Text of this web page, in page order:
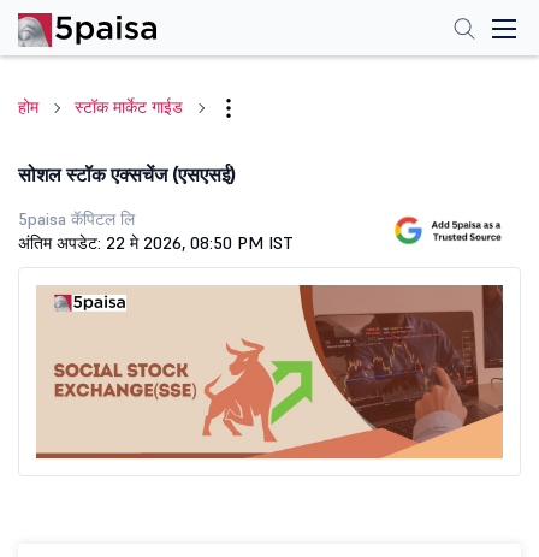
होम स्टॉक मार्केट गाईड
सोशल स्टॉक एक्सचेंज (एसएसई)
5paisa कॅपिटल लि
अंतिम अपडेट: 22 मे 2026, 08:50 PM IST